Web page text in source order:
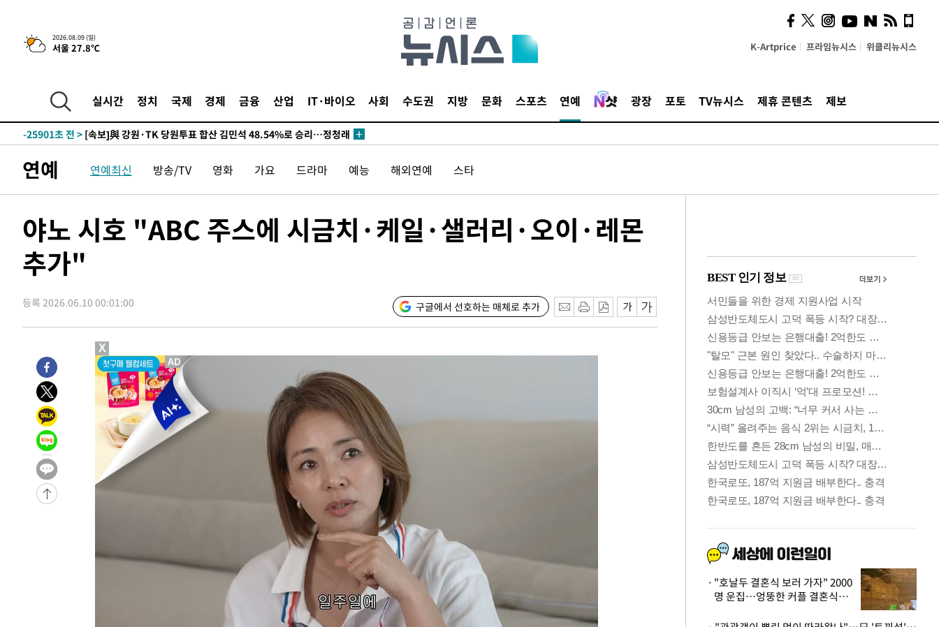
2026.08.09 (일)
서울 27.8℃ K-Artprice 프라임뉴시스 위클리뉴시스
실시간 정치 국제 경제 금융 산업 IT·바이오 사회 수도권 지방 문화 스포츠 연예 광장 포토 TV뉴시스 제휴 콘텐츠 제보
4시간 전 >[속보]美중부 사령관, 이스라엘 긴급방문 다중화된 전선 상황 논의
-29925초 전 >
태풍 돌핀, 중 저장성 타이저우시 해안에 상륙 (1보)
-27271초 전 >
-25901초 전 > [속보]與 강원·TK 당원투표 합산 김민석 48.54%로 승리…정청래
44.53%
-25075초 전 >
[속보]與전대 권리당원투표…강원·경북 김민석, 대구 정청래 승리
-24882초 전 >[속보]與 당대표 경선, 경북 권리당원 투표 김민석 47.37%·정청래
46.35%
-24581초 전 >[속보]與 당대표 경선, 강원 권리당원 투표 김민석 승리…50.30%
득표
-22499초 전 >"일본축구협회, 대한축구협회 성 접대 의혹 심판 조사"
-15141초 전 >
-10433초 전 >손흥민, 68분 뛰고 2경기 침묵…LAFC, 톨루카에 1-0 승리(종합)
-9705초 전 >'2경기 연속 침묵' 손흥민, 톨루카전 68분만 뛰고 슈팅 0개
이강인, 오늘 서울서 AT마드리드 입단식…'전례 없는 특급대우'
1시간 전 >
'여긴 20도, 저긴 50도'…열화상 카메라로 본 폭염 저감시설 '온도차'
1시간 전 >
콜롬비아 신임 우파 대통령 취임 하루만에 차량폭탄 폭발 사건
3시간 전 >
튀르키예 외무장관, "메카 3국 방위협정은 이란이 목표 아냐 " 밝혀
3시간 전 >
이군이 불법 군시설 건설한 레바논 남부에서 레바논군 3명 폭발로 부상
4시간 전 >
[속보]美중부 사령관, 이스라엘 긴급방문 다중화된 전선 상황 논의
-30929초 전 >
이강인 ATM 입단식에 '상암벌 들썩'…"세계적인 선수 되길"
-29925초 전 >
태풍 돌핀, 중 저장성 타이저우시 해안에 상륙 (1보)
-27271초 전 >
AT마드리드 데뷔 앞둔 이강인, 맨시티전 선발 대신 '벤치 시작'
[속보]與 강원·TK 당원투표 합산 김민석 48.54%로 승리…정청래
與 강원·TK 당원투표 합산 김민석 46.01%로 승리…정청래
[속보]與전대 권리당원투표…강원·경북 김민석, 대구 정청래 승리
[속보]與 당대표 경선, 경북 권리당원 투표 김민석 47.37%·정청래
[속보]與 당대표 경선, 대구 권리당원 투표 정청래 47.82%·김민석
[속보]與 당대표 경선, 강원 권리당원 투표 김민석 승리…50.30%
연예 연예최신 방송/TV 영화 가요 드라마 예능 해외연예 스타
야노 시호 "ABC 주스에 시금치·케일·샐러리·오이·레몬
추가"
등록 2026.06.10 00:01:00 구글에서 선호하는 매체로 추가
사이 해답 찾았죠"…알을
깨고 나온 '초자아'
"호날두 결혼식 보러 가자" 2000
명 운집…엉뚱한 커플 결혼식에
X